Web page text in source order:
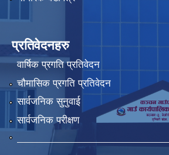
प्रतिवेदनहरु
वार्षिक प्रगति प्रतिवेदन
चौमासिक प्रगति प्रतिवेदन
सार्वजनिक सुनुवाई
सार्वजनिक परीक्षण